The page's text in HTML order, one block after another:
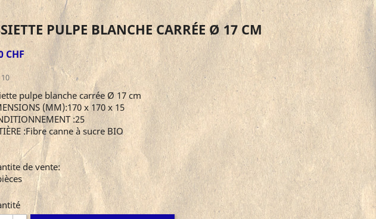
PULPE BLANCHE CARRÉE Ø 17 CM
CHF
10
pulpe blanche carrée Ø 17 cm
(MM):170 x 170 x 15
:25
:Fibre canne à sucre BIO
de vente: